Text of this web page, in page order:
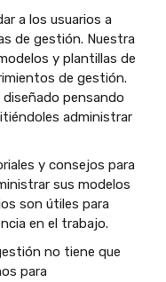
a los usuarios a
de gestión. Nuestra
y plantillas de
de gestión.
pensando
administrar
y consejos para
sus modelos
son útiles para
en el trabajo.
no tiene que
para